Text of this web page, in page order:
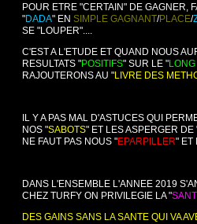
POUR ETRE "CERTAIN" DE GAGNER,
"DADA" EN SIMPLE GAGNANT/PLACE/
SE "LOUPER"....
C'EST A L'ETUDE ET QUAND NOUS
RESULTATS "POSITIFS" SUR LE "
RAJOUTERONS AU "LIVRE DES
IL Y A PAS MAL D'ASTUCES QUI
NOS "SABOTS" ET LES ASPERGER DE
NE FAUT PAS NOUS "EPARPILLER" ET
DANS L'ENSEMBLE L'ANNEE 2019
CHEZ TURFY ON PRIVILEGIE LA "
DES GAINS SANS LA SANTE QUI VA